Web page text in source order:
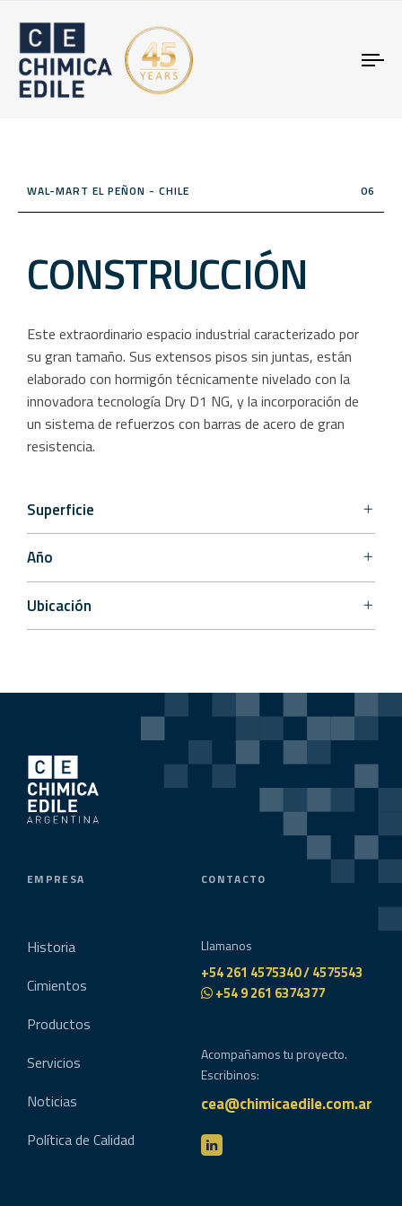
WAL-MART EL PEÑON - CHILE 06
CONSTRUCCIÓN
Este extraordinario espacio industrial caracterizado por
su gran tamaño. Sus extensos pisos sin juntas, están
elaborado con hormigón técnicamente nivelado con la
innovadora tecnología Dry D1 NG, y la incorporación de
un sistema de refuerzos con barras de acero de gran
resistencia.
Superficie
Año
Ubicación
EMPRESA
Historia
Cimientos
Productos
Servicios
Noticias
Política de Calidad
CONTACTO
Llamanos
+54 261 4575340 / 4575543
+54 9 261 6374377
Acompañamos tu proyecto.
Escribinos:
cea@chimicaedile.com.ar